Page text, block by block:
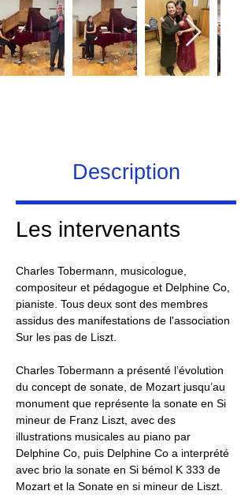
Description
Les intervenants
Charles Tobermann, musicologue,
compositeur et pédagogue et Delphine Co,
pianiste. Tous deux sont des membres
assidus des manifestations de l'association
Sur les pas de Liszt.
Charles Tobermann a présenté l’évolution
du concept de sonate, de Mozart jusqu’au
monument que représente la sonate en Si
mineur de Franz Liszt, avec des
illustrations musicales au piano par
Delphine Co, puis Delphine Co a interprété
avec brio la sonate en Si bémol K 333 de
Mozart et la Sonate en si mineur de Liszt.